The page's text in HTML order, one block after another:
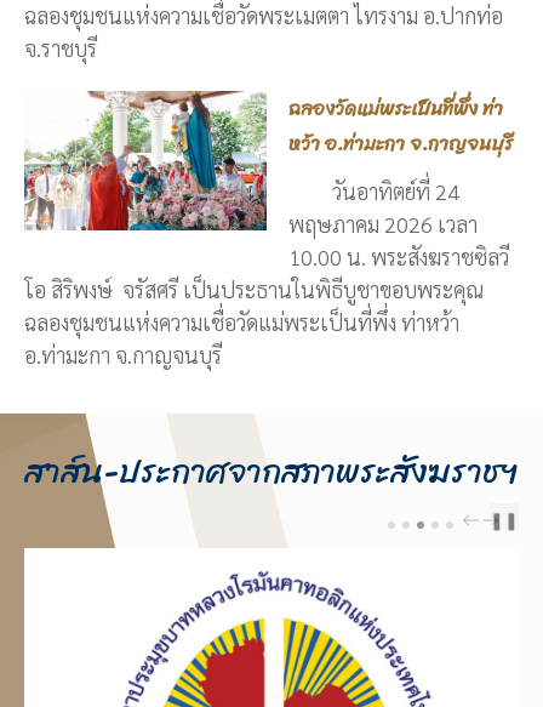
ฉลองชุมชนแห่งความเชื่อวัดพระเมตตา ไทรงาม อ.ปากท่อ
จ.ราชบุรี
ฉลองวัดแม่พระเป็นที่พึ่ง ท่า
หว้า อ.ท่ามะกา จ.กาญจนบุรี
วันอาทิตย์ที่ 24
พฤษภาคม 2026 เวลา
10.00 น. พระสังฆราชซิลวี
โอ สิริพงษ์ จรัสศรี เป็นประธานในพิธีบูชาขอบพระคุณ
ฉลองชุมชนแห่งความเชื่อวัดแม่พระเป็นที่พึ่ง ท่าหว้า
อ.ท่ามะกา จ.กาญจนบุรี
สาส์น-ประกาศจากสภาพระสังฆราชฯ
PREVNEXT
❚❚